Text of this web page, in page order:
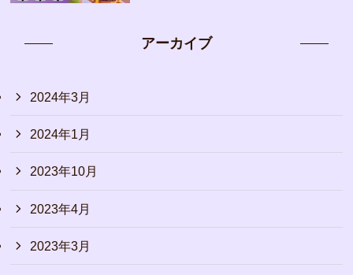
アーカイブ
2024年3月
2024年1月
2023年10月
2023年4月
2023年3月